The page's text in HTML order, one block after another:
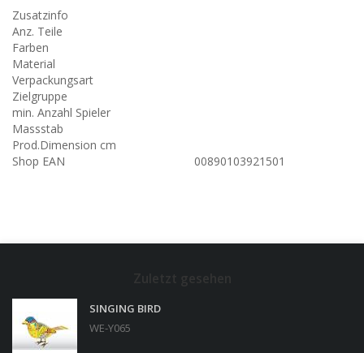
Zusatzinfo
Anz. Teile
Farben
Material
Verpackungsart
Zielgruppe
min. Anzahl Spieler
Massstab
Prod.Dimension cm
Shop EAN
00890103921501
SINGING BIRD
WE-Y065